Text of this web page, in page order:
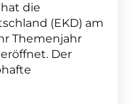
die
(EKD) am
Themenjahr
Der